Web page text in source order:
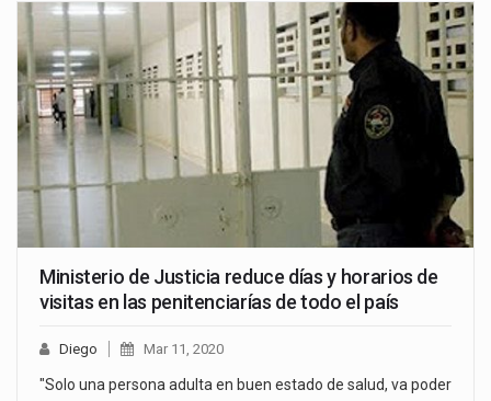
Ministerio de Justicia reduce días y horarios de
visitas en las penitenciarías de todo el país
Diego Mar 11, 2020
"Solo una persona adulta en buen estado de salud, va poder